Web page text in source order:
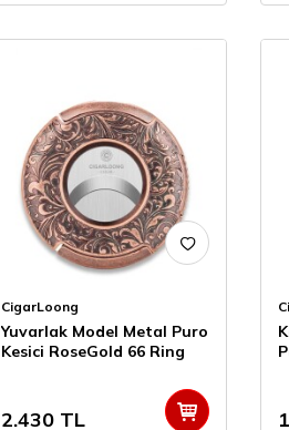
CigarLoong
Yuvarlak Model Metal Puro
Kesici RoseGold 66 Ring
2.430 TL